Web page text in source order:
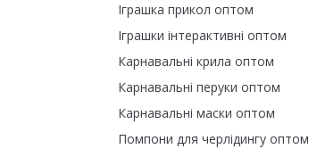
Іграшка прикол оптом
Іграшки інтерактивні оптом
Карнавальні крила оптом
Карнавальні перуки оптом
Карнавальні маски оптом
Помпони для черлідингу оптом